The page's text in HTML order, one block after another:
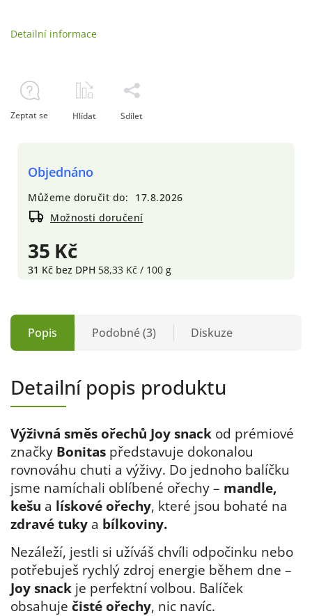
35 Kč
31 Kč bez DPH 58,33 Kč / 100 g
Objednáno
Můžeme doručit do:
17.8.2026
Možnosti doručení
Detailní informace
Zeptat se Hlídat Sdílet
Popis Podobné (3) Diskuze
Detailní popis produktu
Výživná směs ořechů Joy snack od prémiové
značky Bonitas představuje dokonalou
rovnováhu chuti a výživy. Do jednoho balíčku
jsme namíchali oblíbené ořechy – mandle,
kešu a lískové ořechy, které jsou bohaté na
zdravé tuky a bílkoviny.
Nezáleží, jestli si užíváš chvíli odpočinku nebo
potřebuješ rychlý zdroj energie během dne –
Joy snack je perfektní volbou. Balíček
obsahuje čisté ořechy, nic navíc.